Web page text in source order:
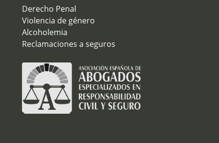
Derecho Penal
Violencia de género
Alcoholemia
Reclamaciones a seguros